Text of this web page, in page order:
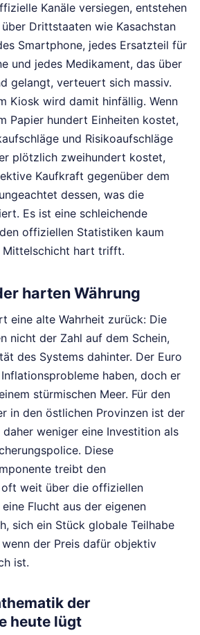
Kanäle versiegen, entstehen
Drittstaaten wie Kasachstan
Smartphone, jedes Ersatzteil für
und jedes Medikament, das über
gelangt, verteuert sich massiv.
Kiosk wird damit hinfällig. Wenn
Papier hundert Einheiten kostet,
und Risikoaufschläge
plötzlich zweihundert kostet,
Kaufkraft gegenüber dem
dessen, was die
Es ist eine schleichende
offiziellen Statistiken kaum
Mittelschicht hart trifft.
harten Währung
eine alte Wahrheit zurück: Die
nicht der Zahl auf dem Schein,
des Systems dahinter. Der Euro
haben, doch er
stürmischen Meer. Für den
in den östlichen Provinzen ist der
weniger eine Investition als
Diese
treibt den
weit über die offiziellen
Flucht aus der eigenen
sich ein Stück globale Teilhabe
der Preis dafür objektiv
ist.
der
heute lügt